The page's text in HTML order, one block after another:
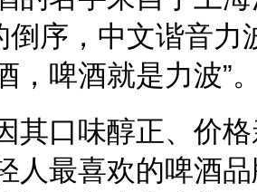
倒序，中文谐音力
，啤酒就是力波”
其口味醇正、价
人最喜欢的啤酒